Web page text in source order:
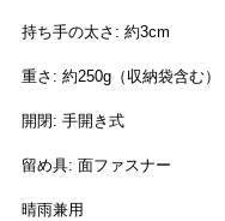
持ち手の太さ: 約3cm
重さ: 約250g（収納袋含む）
開閉: 手開き式
留め具: 面ファスナー
晴雨兼用